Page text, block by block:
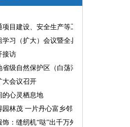
目建设、安全生产等工作
习（扩大）会议暨全县“两为”能力素质
接访
省级自然保护区（白荡湖片区）问题整改
大会议召开
的心灵栖息地
林茂 一片丹心富乡邻
饰：缝纫机“哒”出千万外贸大生意